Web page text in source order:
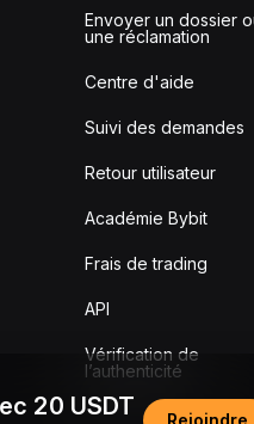
Envoyer un dossier
une réclamation
Centre d'aide
Suivi des demandes
Retour utilisateur
Académie Bybit
Frais de trading
API
Vérification de
l’authenticité
20 USDT Rejoindre